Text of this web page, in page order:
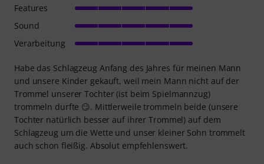
Habe das Schlagzeug Anfang des Jahres für meinen Mann
und unsere Kinder gekauft, weil mein Mann nicht auf der
Trommel unserer Tochter (ist beim Spielmannzug)
trommeln durfte 😏. Mittlerweile trommeln beide (unsere
Tochter natürlich besser auf ihrer Trommel) auf dem
Schlagzeug um die Wette und unser kleiner Sohn trommelt
auch schon fleißig. Absolut empfehlenswert.
Features
Sound
Verarbeitung